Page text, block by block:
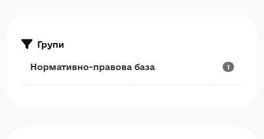
Групи
Нормативно-правова база 1